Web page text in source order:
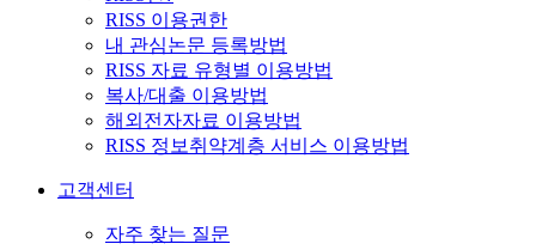
RISS 이용권한
내 관심논문 등록방법
RISS 자료 유형별 이용방법
복사/대출 이용방법
해외전자자료 이용방법
RISS 정보취약계층 서비스 이용방법
고객센터
자주 찾는 질문